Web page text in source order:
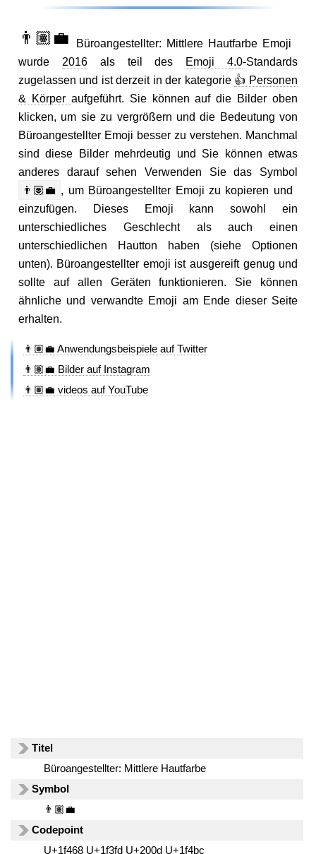
👨🏽‍💼
Büroangestellter: Mittlere Hautfarbe Emoji
wurde 2016als teil des Emoji 4.0-Standards
zugelassen und ist derzeit in der kategorie 👍 Personen
& Körper aufgeführt. Sie können auf die Bilder oben
klicken, um sie zu vergrößern und die Bedeutung von
Büroangestellter Emoji besser zu verstehen. Manchmal
sind diese Bilder mehrdeutig und Sie können etwas
anderes darauf sehen Verwenden Sie das Symbol
👨🏽‍💼 , um Büroangestellter Emoji zu kopieren und
einzufügen. Dieses Emoji kann sowohl ein
unterschiedliches Geschlecht als auch einen
unterschiedlichen Hautton haben (siehe Optionen
unten). Büroangestellter emoji ist ausgereift genug und
sollte auf allen Geräten funktionieren. Sie können
ähnliche und verwandte Emoji am Ende dieser Seite
erhalten.
👨🏽‍💼 Anwendungsbeispiele auf Twitter
👨🏽‍💼 Bilder auf Instagram
👨🏽‍💼 videos auf YouTube
Titel
Büroangestellter: Mittlere Hautfarbe
Symbol
👨🏽‍💼
Codepoint
U+1f468 U+1f3fd U+200d U+1f4bc